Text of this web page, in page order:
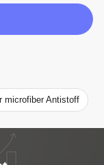
microfiber Antistoff